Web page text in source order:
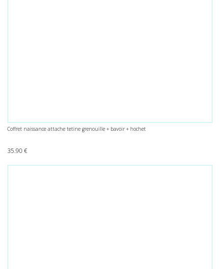
Coffret naissance attache tetine grenouille + bavoir + hochet
35.90 €